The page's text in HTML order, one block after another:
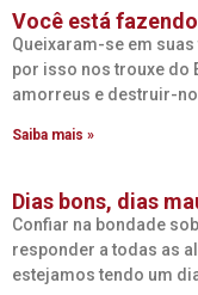
Você está
Queixaram-se em
por isso nos trouxe do
amorreus e destruir-
Saiba mais »
Dias bons, dias
Confiar na bondade
responder a todas as
estejamos tendo um